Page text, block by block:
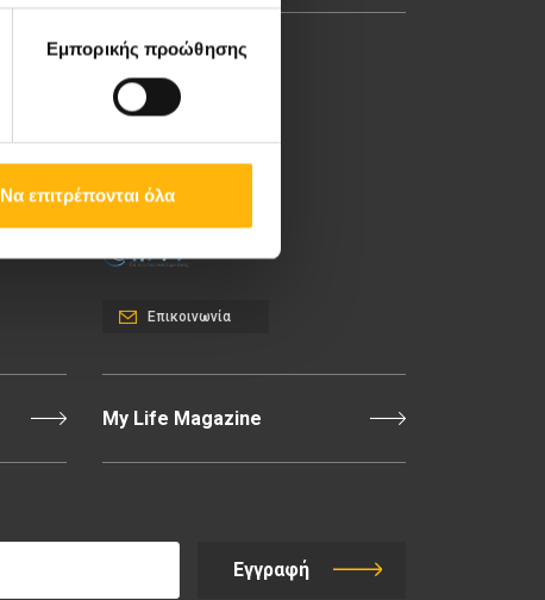
Εμπορικής προώθησης
Να επιτρέπονται όλα
151 23 Μαρούσι, Αθήνα
Τηλ. Κέντρο: 210 61 84
Επικοινωνία
My Life Magazine
Εγγραφή